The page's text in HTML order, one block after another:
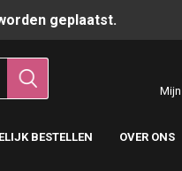
geplaatst.
BESTELLEN OVER ONS